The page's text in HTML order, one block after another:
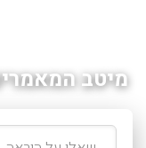
מיטב